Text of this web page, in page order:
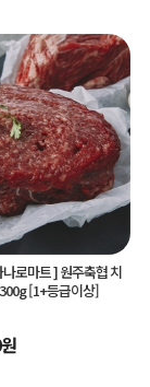
로마트 ]원주축협 치
[1+등급이상]
원